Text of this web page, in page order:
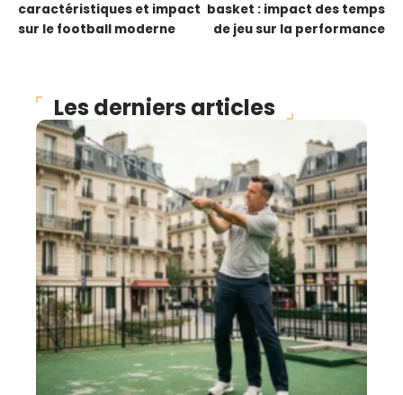
caractéristiques et impact
sur le football moderne
basket : impact des temps
de jeu sur la performance
Les derniers articles